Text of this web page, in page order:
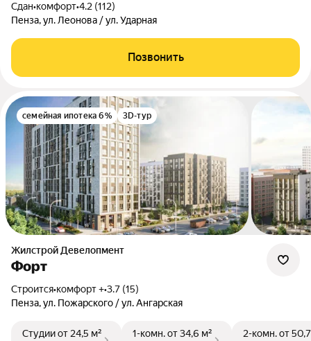
Сдан•комфорт•4.2 (112)
Пенза, ул. Леонова / ул. Ударная
Позвонить
семейная ипотека 6% 3D-тур
Жилстрой Девелопмент
Форт
Строится•комфорт +•3.7 (15)
Пенза, ул. Пожарского / ул. Ангарская
Студииот 24,5 м²
1-комн.от 34,6 м²
2-комн.от